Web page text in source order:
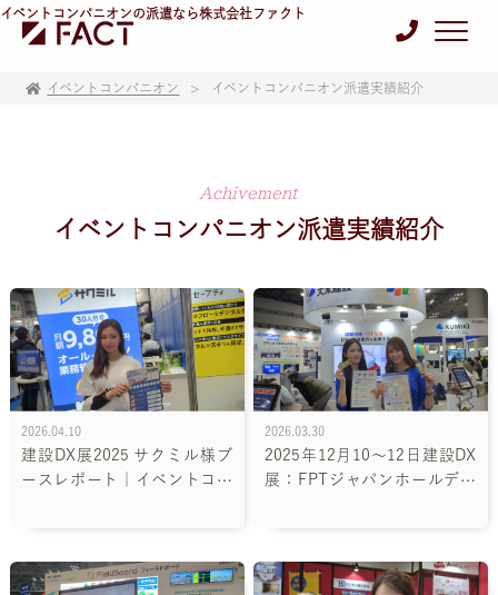
イベントコンパニオンの派遣なら株式会社ファクト
イベントコンパニオン イベントコンパニオン派遣実績紹介
Achivement
イベントコンパニオン派遣実績紹介
2026.04.10
建設DX展2025 サクミル様ブ
ースレポート｜イベントコン
2026.03.30
2025年12月10～12日建設DX
展：FPTジャパンホールディ